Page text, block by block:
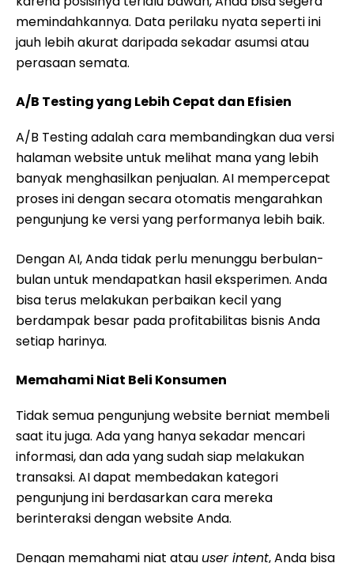
memindahkannya. Data perilaku nyata seperti ini
jauh lebih akurat daripada sekadar asumsi atau
perasaan semata.
A/B Testing yang Lebih Cepat dan Efisien
A/B Testing adalah cara membandingkan dua versi
halaman website untuk melihat mana yang lebih
banyak menghasilkan penjualan. AI mempercepat
proses ini dengan secara otomatis mengarahkan
pengunjung ke versi yang performanya lebih baik.
Dengan AI, Anda tidak perlu menunggu berbulan-
bulan untuk mendapatkan hasil eksperimen. Anda
bisa terus melakukan perbaikan kecil yang
berdampak besar pada profitabilitas bisnis Anda
setiap harinya.
Memahami Niat Beli Konsumen
Tidak semua pengunjung website berniat membeli
saat itu juga. Ada yang hanya sekadar mencari
informasi, dan ada yang sudah siap melakukan
transaksi. AI dapat membedakan kategori
pengunjung ini berdasarkan cara mereka
berinteraksi dengan website Anda.
Dengan memahami niat atau user intent, Anda bisa